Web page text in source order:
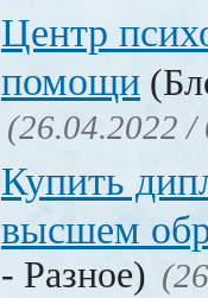
Центр
помощи
(26.04.2022 /
Купить
высшем
- Разное)